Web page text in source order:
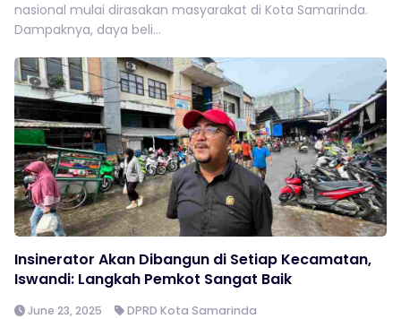
nasional mulai dirasakan masyarakat di Kota Samarinda.
Dampaknya, daya beli...
Insinerator Akan Dibangun di Setiap Kecamatan,
Iswandi: Langkah Pemkot Sangat Baik
June 23, 2025 DPRD Kota Samarinda